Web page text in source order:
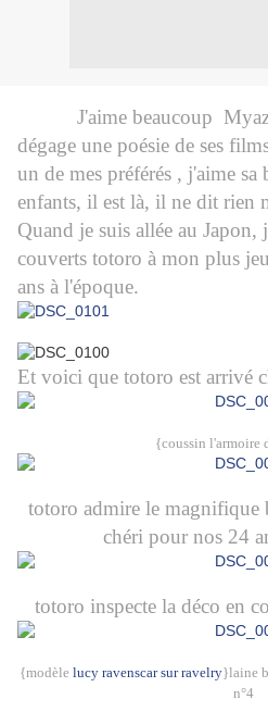
J'aime beaucoup
dégage une poésie de ses
un de mes préférés , j'aime sa
enfants, il est là, il ne dit rien
Quand je suis allée au Japon,
couverts totoro à mon plus
ans à l'époque.
Et voici que totoro est arrivé
{coussin l'armoire
totoro admire le magnifique
chéri pour nos 24
totoro inspecte la déco en
{modèle lucy ravenscar sur ravelry}laine
n°4